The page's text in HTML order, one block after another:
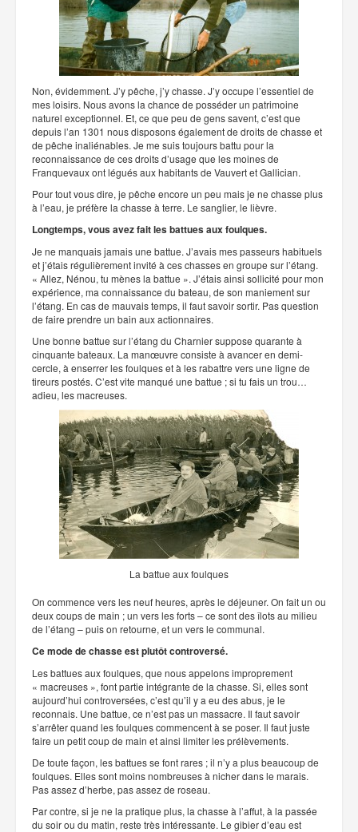
Non, évidemment. J’y pêche, j’y chasse. J’y occupe l’essentiel de
mes loisirs. Nous avons la chance de posséder un patrimoine
naturel exceptionnel. Et, ce que peu de gens savent, c’est que
depuis l’an 1301 nous disposons également de droits de chasse et
de pêche inaliénables. Je me suis toujours battu pour la
reconnaissance de ces droits d’usage que les moines de
Franquevaux ont légués aux habitants de Vauvert et Gallician.
Pour tout vous dire, je pêche encore un peu mais je ne chasse plus
à l’eau, je préfère la chasse à terre. Le sanglier, le lièvre.
Longtemps, vous avez fait les battues aux foulques.
Je ne manquais jamais une battue. J’avais mes passeurs habituels
et j’étais régulièrement invité à ces chasses en groupe sur l’étang.
« Allez, Nénou, tu mènes la battue ». J’étais ainsi sollicité pour mon
expérience, ma connaissance du bateau, de son maniement sur
l’étang. En cas de mauvais temps, il faut savoir sortir. Pas question
de faire prendre un bain aux actionnaires.
Une bonne battue sur l’étang du Charnier suppose quarante à
cinquante bateaux. La manœuvre consiste à avancer en demi-
cercle, à enserrer les foulques et à les rabattre vers une ligne de
tireurs postés. C’est vite manqué une battue ; si tu fais un trou…
adieu, les macreuses.
La battue aux foulques
On commence vers les neuf heures, après le déjeuner. On fait un ou
deux coups de main ; un vers les forts – ce sont des îlots au milieu
de l’étang – puis on retourne, et un vers le communal.
Ce mode de chasse est plutôt controversé.
Les battues aux foulques, que nous appelons improprement
« macreuses », font partie intégrante de la chasse. Si, elles sont
aujourd’hui controversées, c’est qu’il y a eu des abus, je le
reconnais. Une battue, ce n’est pas un massacre. Il faut savoir
s’arrêter quand les foulques commencent à se poser. Il faut juste
faire un petit coup de main et ainsi limiter les prélèvements.
De toute façon, les battues se font rares ; il n’y a plus beaucoup de
foulques. Elles sont moins nombreuses à nicher dans le marais.
Pas assez d’herbe, pas assez de roseau.
Par contre, si je ne la pratique plus, la chasse à l’affut, à la passée
du soir ou du matin, reste très intéressante. Le gibier d’eau est